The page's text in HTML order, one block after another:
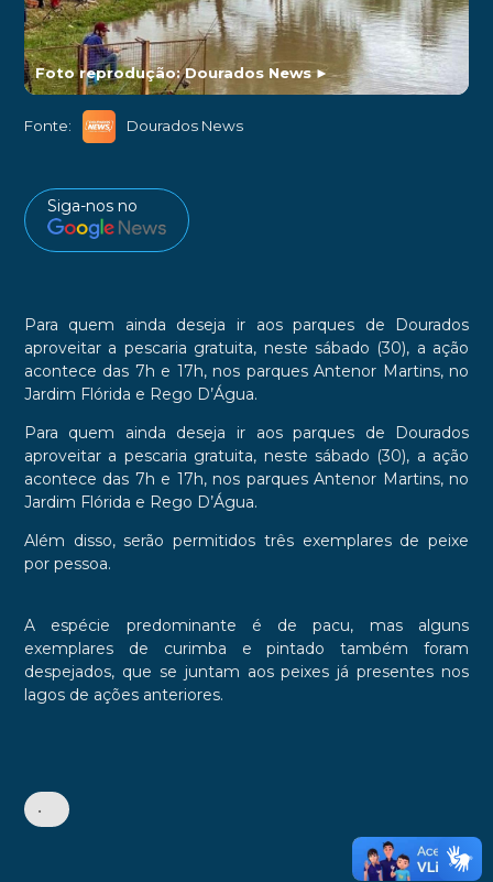
Foto reprodução: Dourados News►
Fonte: Dourados News
Siga-nos no
Para quem ainda deseja ir aos parques de Dourados
aproveitar a pescaria gratuita, neste sábado (30), a ação
acontece das 7h e 17h, nos parques Antenor Martins, no
Jardim Flórida e Rego D’Água.
Para quem ainda deseja ir aos parques de Dourados
aproveitar a pescaria gratuita, neste sábado (30), a ação
acontece das 7h e 17h, nos parques Antenor Martins, no
Jardim Flórida e Rego D’Água.
Além disso, serão permitidos três exemplares de peixe
por pessoa.
A espécie predominante é de pacu, mas alguns
exemplares de curimba e pintado também foram
despejados, que se juntam aos peixes já presentes nos
lagos de ações anteriores.
•